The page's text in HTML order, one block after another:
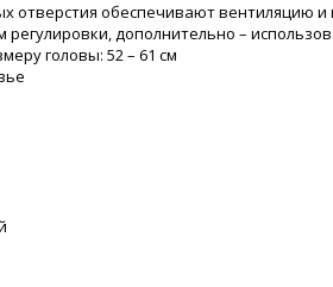
отверстия обеспечивают вентиляцию
регулировки, дополнительно –
головы: 52 – 61 см